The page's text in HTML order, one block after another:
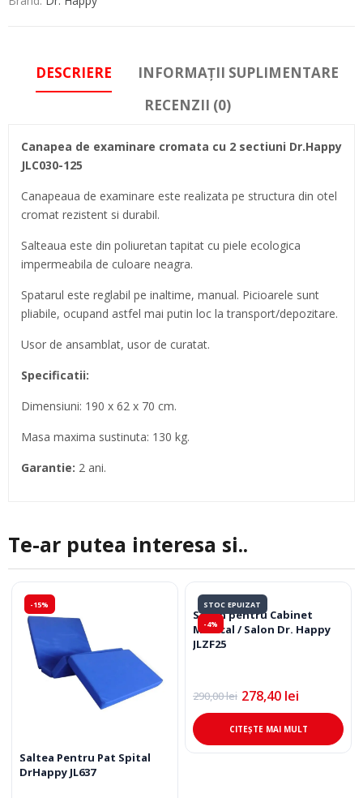
DESCRIERE
INFORMAȚII SUPLIMENTARE
RECENZII (0)
Canapea de examinare cromata cu 2 sectiuni Dr.Happy
JLC030-125
Canapeaua de examinare este realizata pe structura din otel
cromat rezistent si durabil.
Salteaua este din poliuretan tapitat cu piele ecologica
impermeabila de culoare neagra.
Spatarul este reglabil pe inaltime, manual. Picioarele sunt
pliabile, ocupand astfel mai putin loc la transport/depozitare.
Usor de ansamblat, usor de curatat.
Specificatii:
Dimensiuni: 190 x 62 x 70 cm.
Masa maxima sustinuta: 130 kg.
Garantie: 2 ani.
Te-ar putea interesa si..
-15%
Saltea Pentru Pat Spital
DrHappy JL637
STOC EPUIZAT
-4%
Scaun pentru Cabinet
Medical / Salon Dr. Happy
JLZF25
290,00lei
Prețul
inițial
a
fost:
290,00 lei.
278,40 lei
Prețul
curent
este:
278,40 lei.
CITEȘTE MAI MULT